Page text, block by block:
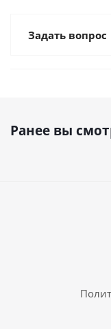
Задать вопрос
Ранее вы